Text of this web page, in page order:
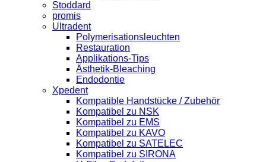
Stoddard
promis
Ultradent
Polymerisationsleuchten
Restauration
Applikations-Tips
Ästhetik-Bleaching
Endodontie
Xpedent
Kompatible Handstücke / Zubehör
Kompatibel zu NSK
Kompatibel zu EMS
Kompatibel zu KAVO
Kompatibel zu SATELEC
Kompatibel zu SIRONA